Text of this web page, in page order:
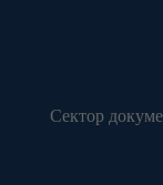
Сектор